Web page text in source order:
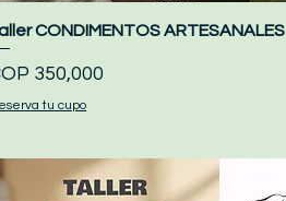
Quick View
CONDIMENTOS ARTESANALES
350,000
tu cupo